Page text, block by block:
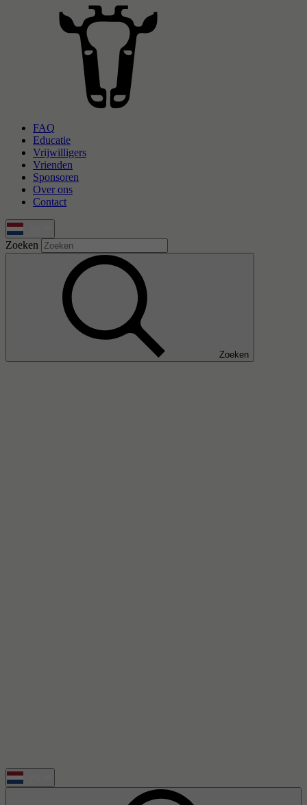
Overslaan en naar de inhoud gaan
FAQ
Educatie
Vrijwilligers
Vrienden
Sponsoren
Over ons
Contact
Zoeken
Zoeken